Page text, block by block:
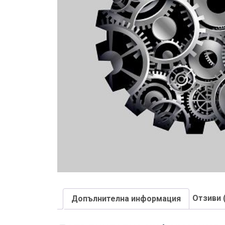
Допълнителна информация Отзиви